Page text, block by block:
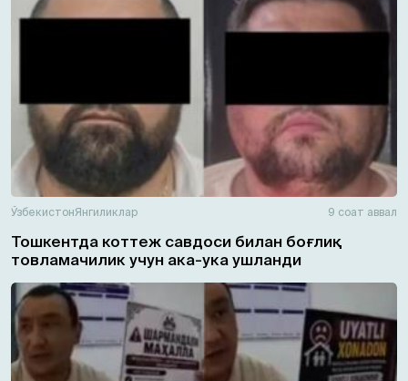
ЎзбекистонЯнгиликлар 9 соат аввал
Тошкентда коттеж савдоси билан боғлиқ
товламачилик учун ака-ука ушланди